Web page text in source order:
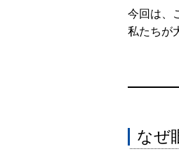
今回は、
私たちが
なぜ